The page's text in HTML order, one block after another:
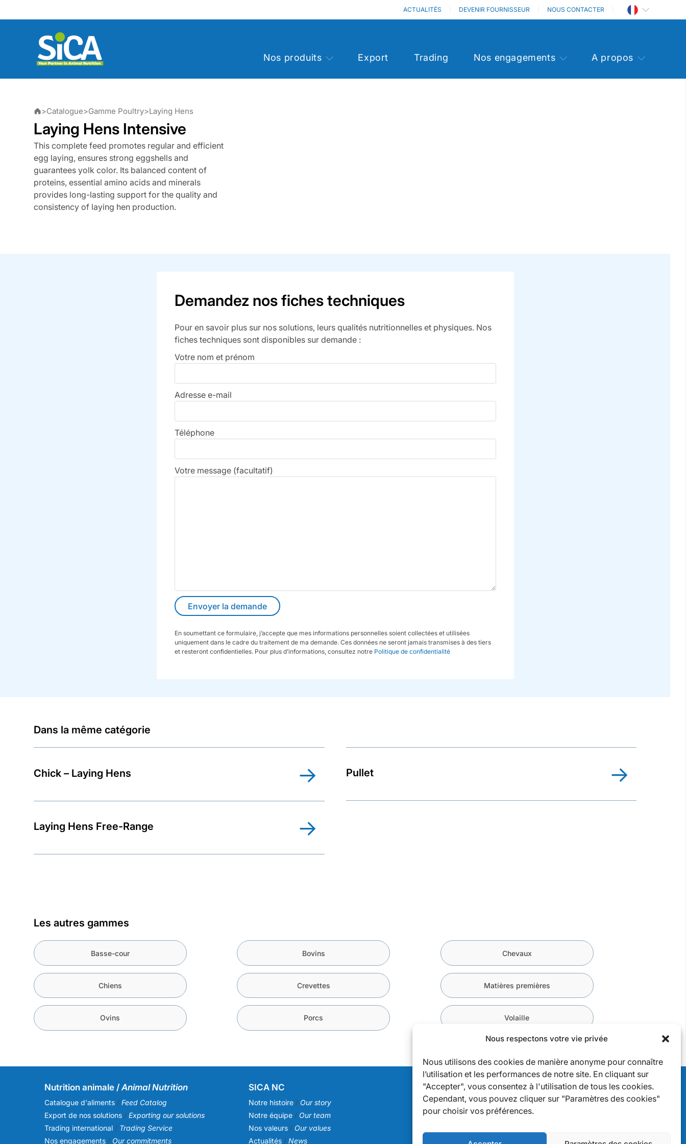
Nous respectons votre vie privée
Nous utilisons des cookies de manière anonyme pour connaître
l’utilisation et les performances de notre site. En cliquant sur
"Accepter", vous consentez à l'utilisation de tous les cookies.
Cependant, vous pouvez cliquer sur "Paramètres des cookies"
pour choisir vos préférences.
to
ACTUALITÉS DEVENIR FOURNISSEUR NOUS CONTACTER
Nos produits Export Trading Nos engagements A propos
>Catalogue>Gamme Poultry>Laying Hens
Laying Hens Intensive
This complete feed promotes regular and efficient
egg laying, ensures strong eggshells and
guarantees yolk color. Its balanced content of
proteins, essential amino acids and minerals
provides long-lasting support for the quality and
consistency of laying hen production.
Demandez nos fiches techniques
Pour en savoir plus sur nos solutions, leurs qualités nutritionnelles et physiques. Nos
fiches techniques sont disponibles sur demande :
Votre nom et prénom
Adresse e-mail
Téléphone
Votre message (facultatif)
En soumettant ce formulaire, j’accepte que mes informations personnelles soient collectées et utilisées
uniquement dans le cadre du traitement de ma demande. Ces données ne seront jamais transmises à des tiers
et resteront confidentielles. Pour plus d’informations, consultez notre Politique de confidentialité
Dans la même catégorie
Chick – Laying Hens Pullet
Laying Hens Free-Range
Les autres gammes
Basse-cour Bovins Chevaux
Chiens Crevettes Matières premières
Ovins Porcs Volaille
Nutrition animale / Animal Nutrition
Catalogue d'aliments / Feed Catalog
Export de nos solutions / Exporting our solutions
Trading international / Trading Service
Nos engagements / Our commitments
SICA NC
Notre histoire/ Our story
Notre équipe/ Our team
Nos valeurs/ Our values
Actualités / News
Infos
Nous contacter/Contact us
Devenir fournisseur/Becoming a supplier
Mention légales